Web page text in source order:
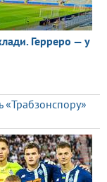
Герреро — у
«Трабзонспору»